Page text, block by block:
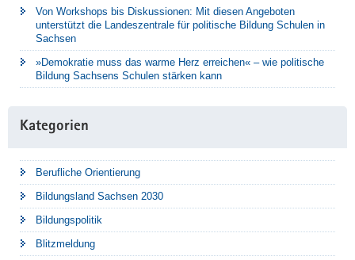
Von Workshops bis Diskussionen: Mit diesen Angeboten
unterstützt die Landeszentrale für politische Bildung Schulen in
Sachsen
»Demokratie muss das warme Herz erreichen« – wie politische
Bildung Sachsens Schulen stärken kann
Kategorien
Berufliche Orientierung
Bildungsland Sachsen 2030
Bildungspolitik
Blitzmeldung